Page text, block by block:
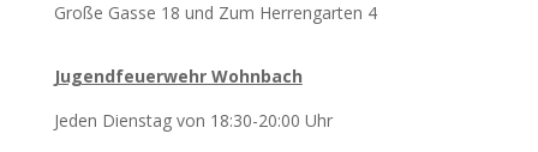
Große Gasse 18 und Zum Herrengarten 4
Jugendfeuerwehr Wohnbach
Jeden Dienstag von 18:30-20:00 Uhr